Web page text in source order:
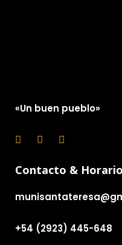
«Un buen pueblo»
Contacto &
+54 (2923) 445-648